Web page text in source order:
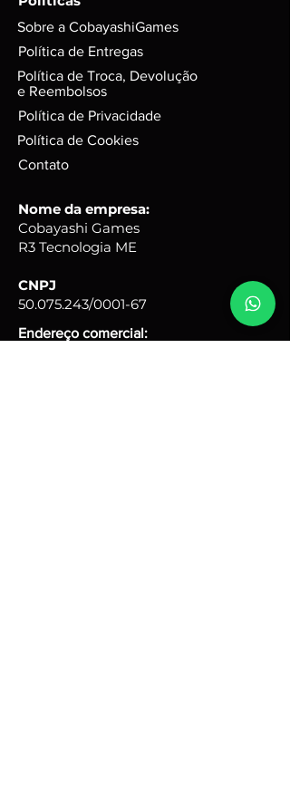
Sobre a CobayashiGames
Política de Entregas
Política de Troca, Devolução
e Reembolsos
Política de Privacidade
Política de Cookies
Contato
Nome da empresa:
Cobayashi Games
R3 Tecnologia ME
CNPJ
50.075.243/0001-67
Endereço comercial: